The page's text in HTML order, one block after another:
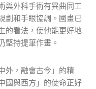
與外科手術有異曲同工
劃和手眼協調。國畫已
的看法，使他能更好地
堅持提筆作畫。
外，融會古今」的精
國與西方」的使命正好